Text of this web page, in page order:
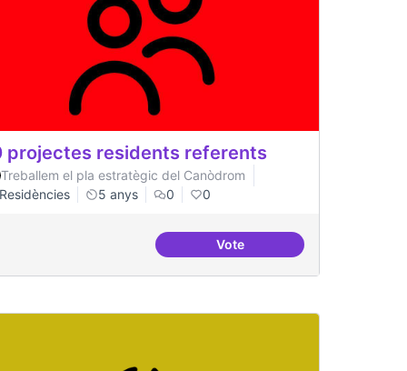
projectes residents referents
Treballem el pla estratègic del Canòdrom
Residències
5 anys 0 0
Vote30 projectes residents